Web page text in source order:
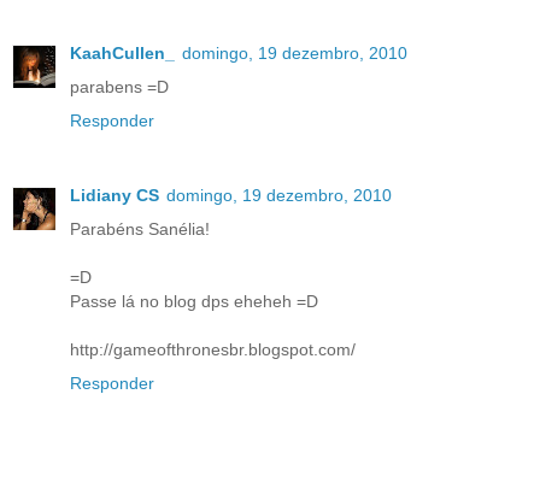
KaahCullen_
domingo, 19 dezembro, 2010
parabens =D
Responder
Lidiany CS domingo, 19 dezembro, 2010
Parabéns Sanélia!
=D
Passe lá no blog dps eheheh =D
http://gameofthronesbr.blogspot.com/
Responder